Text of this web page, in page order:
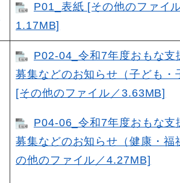
P01_表紙 [その他のファイ
1.17MB]
P02-04_令和7年度おもな支
募集などのお知らせ（子ども・
[その他のファイル／3.63MB]
P04-06_令和7年度おもな支
募集などのお知らせ（健康・福
の他のファイル／4.27MB]